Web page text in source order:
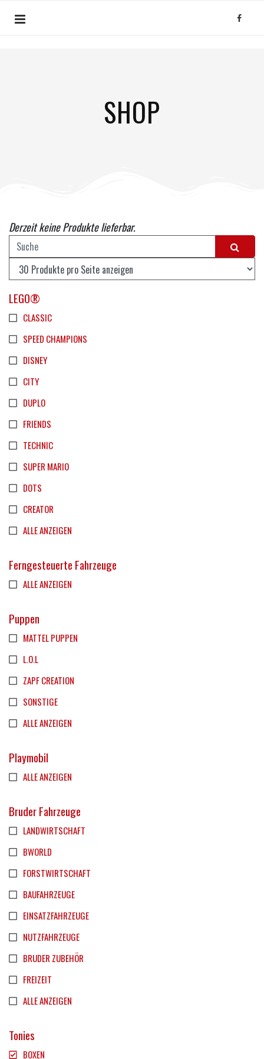
SHOP
LEGO®
CLASSIC
SPEED CHAMPIONS
DISNEY
CITY
DUPLO
FRIENDS
TECHNIC
SUPER MARIO
DOTS
CREATOR
ALLE ANZEIGEN
Ferngesteuerte Fahrzeuge
ALLE ANZEIGEN
Puppen
MATTEL PUPPEN
L.O.L
ZAPF CREATION
SONSTIGE
ALLE ANZEIGEN
Playmobil
ALLE ANZEIGEN
Bruder Fahrzeuge
LANDWIRTSCHAFT
BWORLD
FORSTWIRTSCHAFT
BAUFAHRZEUGE
EINSATZFAHRZEUGE
NUTZFAHRZEUGE
BRUDER ZUBEHÖR
FREIZEIT
ALLE ANZEIGEN
Tonies
BOXEN
Derzeit keine Produkte lieferbar.